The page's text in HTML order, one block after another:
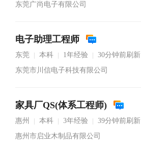
东莞广尚电子有限公司
电子助理工程师
东莞 本科 1年经验
30分钟前刷新
东莞市川信电子科技有限公司
家具厂QS(体系工程师)
惠州 本科 3年经验
39分钟前刷新
惠州市启业木制品有限公司